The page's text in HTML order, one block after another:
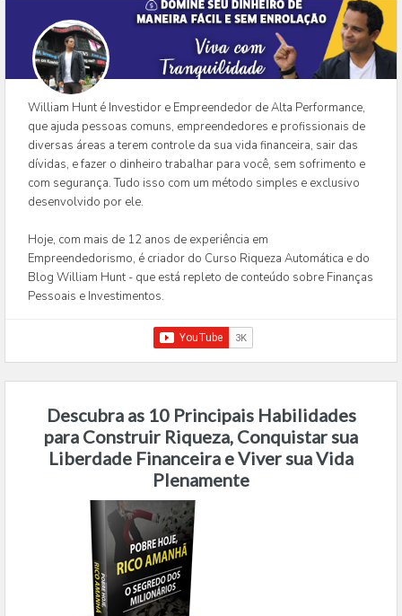
William Hunt é Investidor e Empreendedor de Alta Performance,
que ajuda pessoas comuns, empreendedores e profissionais de
diversas áreas a terem controle da sua vida financeira, sair das
dívidas, e fazer o dinheiro trabalhar para você, sem sofrimento e
com segurança. Tudo isso com um método simples e exclusivo
desenvolvido por ele.
Hoje, com mais de 12 anos de experiência em
Empreendedorismo, é criador do Curso Riqueza Automática e do
Blog William Hunt - que está repleto de conteúdo sobre Finanças
Pessoais e Investimentos.
Descubra as 10 Principais Habilidades
para Construir Riqueza, Conquistar sua
Liberdade Financeira e Viver sua Vida
Plenamente